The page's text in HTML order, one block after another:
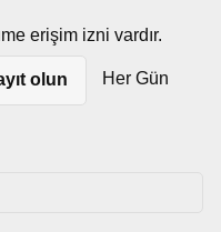
erişim izni vardır.
olun Her Gün